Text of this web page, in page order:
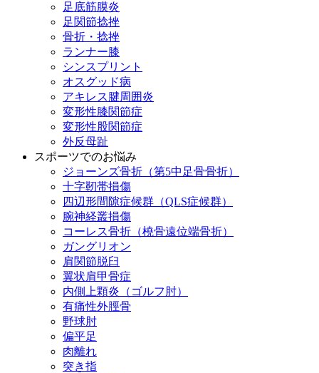
足底筋膜炎
足関節捻挫
骨折・捻挫
ランナー膝
シンスプリント
オスグッド病
アキレス腱周囲炎
変形性膝関節症
変形性股関節症
外反母趾
スポーツでのお悩み
ジョーンズ骨折（第5中足骨骨折）
十字靭帯損傷
四辺形間隙症候群（QLS症候群）
腕神経叢損傷
コーレス骨折（橈骨遠位端骨折）
ガングリオン
肩関節脱臼
翼状肩甲骨症
内側上顆炎（ゴルフ肘）
有痛性外脛骨
野球肘
偏平足
肉離れ
突き指